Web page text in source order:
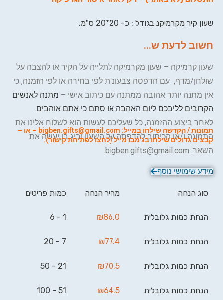
שעון קיר מקרמיקנ בגודל : כ- 20*20 ס"מ.
חשוב לדעת ש...
שעון קרמיקה – שעון מקרמיקה לתלייה על הקיר או להצבה על
שולחן/מדף, עם הדפסה צבעונית לפי בחירה או לפי הזמנה, כי
אין מתנה יותר אהובה ממתנה עם כיתוב אישי – מתנה לאנשים
הקרובים לליבכם ליום האהבה או סתם כי אתם אוהבים.
לאחר ביצוע ההזמנה, כל שעליכם לעשות הוא לשלוח אלינו את
התמונה ו/או הכיתוב להדפסה על השעון וביג בן יעשה את
השאר: bigben.gifts@gmail.com.
תמונות / הקדשה שילחו במייל: bigben.gifts@gmail.com – או –
קבצים גדולים שילחו בג'מבו מייל (לחצו לפתיחת קישור).
מידע שימושי נוסף
סוג הנחה מחיר הנחה כמות פריטים
הנחת כמות גלובלית ₪86.0
1 - 6
הנחת כמות גלובלית ₪77.4
7 - 20
הנחת כמות גלובלית ₪70.5
21 - 50
הנחת כמות גלובלית ₪64.5
51 - 100